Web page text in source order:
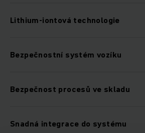
Lithium-iontová technologie
Bezpečnostní systém vozíku
Bezpečnost procesů ve skladu
Snadná integrace do systému